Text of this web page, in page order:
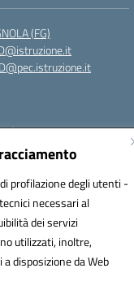
profilazione degli utenti -
necessari al
dei servizi
utilizzati, inoltre,
disposizione da Web
(FG)
istsc_FGIC84600D
S.r.l.
Italia